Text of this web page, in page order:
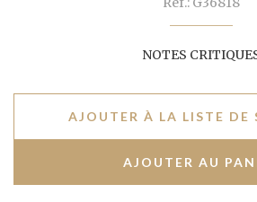
NOTES
AJOUTER À LA LISTE DE